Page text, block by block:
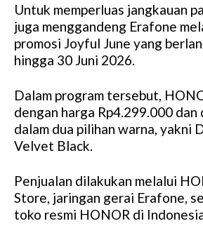
Untuk memperluas jangkauan
juga menggandeng Erafone
promosi Joyful June yang
hingga 30 Juni 2026.
Dalam program tersebut,
dengan harga Rp4.299.000
dalam dua pilihan warna, yakni
Velvet Black.
Penjualan dilakukan melalui
Store, jaringan gerai Erafone,
toko resmi HONOR di